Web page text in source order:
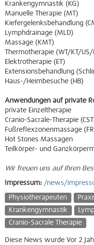
Krankengymnastik (KG)
Manuelle Therapie (MT)
Kiefergelenksbehandlung
Lymphdrainage (MLD)
Massage (KMT)
Thermotherapie (WT/KT/US/
Elektrotherapie (ET)
Extensionsbehandlung
Haus-/Heimbesuche (HB)
Anwendungen auf private
private Einzeltherapie
Cranio-Sacrale-Therapie
Fußreflexzonenmassage
Hot Stones Massagen
Teilkörper- und
Wir freuen uns auf Ihren
Impressum: /news/
Physiotherapeuten
Krankengymnastik
Cranio-Sacrale Therapie
Diese News wurde Vor 2